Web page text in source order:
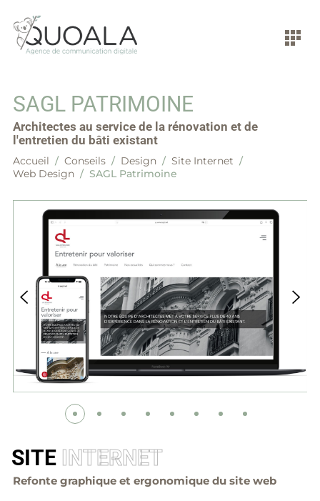
SAGL PATRIMOINE
Architectes au service de la rénovation et de
l'entretien du bâti existant
Accueil / Conseils/ Design/ Site Internet /
Web Design/ SAGL Patrimoine
SITE INTERNET
Refonte graphique et ergonomique du site web